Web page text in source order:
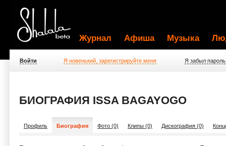
Журнал Афиша Музыка
Войти Я новенький, зарегистрируйте меня Я забыл пароль
БИОГРАФИЯ ISSA BAGAYOGO
Профиль Биография Фото (0) Клипы (0) Дискография (0)